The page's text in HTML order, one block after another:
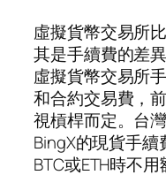
虛擬貨幣交易所
其是手續費的差
虛擬貨幣交易所
和合約交易費，
視槓桿而定。台
BingX的現貨手
BTC或ETH時不